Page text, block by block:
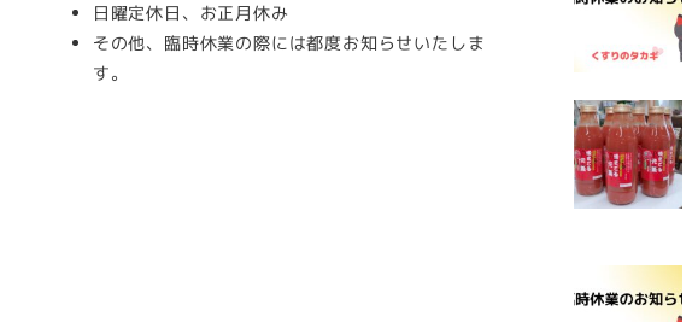
日曜定休日、お正月休み
その他、臨時休業の際には都度お知らせいたしま
す。